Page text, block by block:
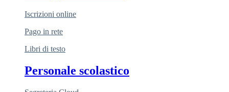
Iscrizioni online
Pago in rete
Libri di testo
Personale scolastico